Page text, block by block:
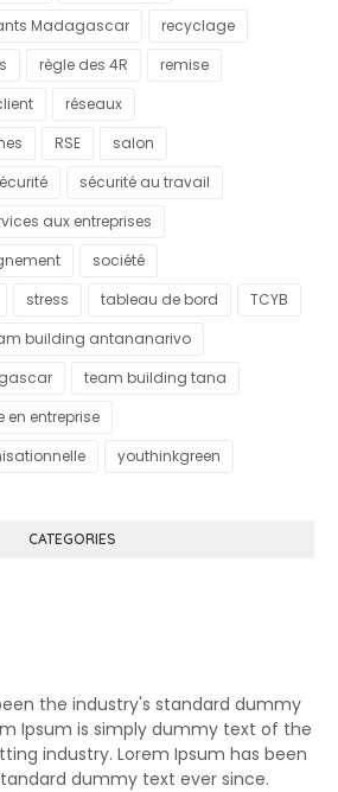
Madagascar
recyclage
règle des 4R
remise
réseaux
RSE
salon
sécurité au travail
aux entreprises
société
stress tableau de bord
TCYB
building antananarivo
team building tana
en entreprise
youthinkgreen
CATEGORIES
the industry's standard dummy
Ipsum is simply dummy text of the
industry. Lorem Ipsum has been
dummy text ever since.